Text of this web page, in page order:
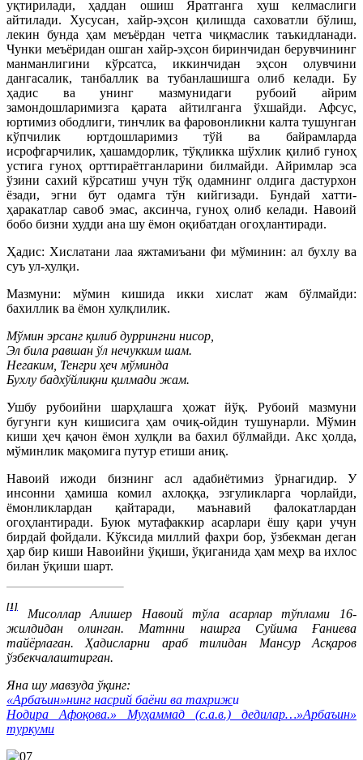
уқтирилади, ҳаддан ошиш Яратганга хуш келмаслиги
айтилади. Хусусан, хайр-эҳсон қилишда саховатли бўлиш,
лекин бунда ҳам меъёрдан четга чиқмаслик таъкидланади.
Чунки меъёридан ошган хайр-эҳсон биринчидан берувчининг
манманлигини кўрсатса, иккинчидан эҳсон олувчини
дангасалик, танбаллик ва тубанлашишга олиб келади. Бу
ҳадис ва унинг мазмунидаги рубоий айрим
замондошларимизга қарата айтилганга ўхшайди. Афсус,
юртимиз ободлиги, тинчлик ва фаровонликни калта тушунган
кўпчилик юртдошларимиз тўй ва байрамларда
исрофгарчилик, ҳашамдорлик, тўқликка шўхлик қилиб гуноҳ
устига гуноҳ орттираётганларини билмайди. Айримлар эса
ўзини сахий кўрсатиш учун тўқ одамнинг олдига дастурхон
ёзади, эгни бут одамга тўн кийгизади. Бундай хатти-
ҳаракатлар савоб эмас, аксинча, гуноҳ олиб келади. Навоий
бобо бизни худди ана шу ёмон оқибатдан огоҳлантиради.
Ҳадис: Хислатани лаа яжтамиъани фи мўминин: ал бухлу ва
суъ ул-хулқи.
Мазмуни: мўмин кишида икки хислат жам бўлмайди:
бахиллик ва ёмон хулқлилик.
Мўмин эрсанг қилиб дуррингни нисор,
Эл била равшан ўл нечукким шам.
Негаким, Тенгри ҳеч мўминда
Бухлу бадхўйлиқни қилмади жам.
Ушбу рубоийни шарҳлашга ҳожат йўқ. Рубоий мазмуни
бугунги кун кишисига ҳам очиқ-ойдин тушунарли. Мўмин
киши ҳеч қачон ёмон хулқли ва бахил бўлмайди. Акс ҳолда,
мўминлик мақомига путур етиши аниқ.
Навоий ижоди бизнинг асл адабиётимиз ўрнагидир. У
инсонни ҳамиша комил ахлоққа, эзгуликларга чорлайди,
ёмонликлардан қайтаради, маънавий фалокатлардан
огоҳлантиради. Буюк мутафаккир асарлари ёшу қари учун
бирдай фойдали. Кўксида миллий фахри бор, ўзбекман деган
ҳар бир киши Навоийни ўқиши, ўқиганида ҳам меҳр ва ихлос
билан ўқиши шарт.
[1]
Мисоллар Алишер Навоий тўла асарлар тўплами 16-
жилдидан олинган. Матнни нашрга Суйима­ Ғаниева
тайёрлаган. Ҳадисларни араб тилидан Мансур Асқаров
ўзбекчалаштирган.
Яна шу мавзуда ўқинг:
«Арбаъин»нинг насрий баёни ва тахрижи
Нодира Афоқова.» Муҳаммад (с.а.в.) дедилар…»Арбаъин»
туркуми